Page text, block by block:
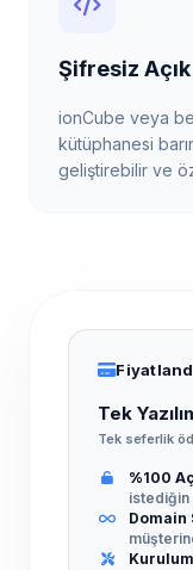
Şifresiz Açık
ionCube veya
kütüphanesi
geliştirebilir ve
Tek
Tek seferlik
%100
Domain